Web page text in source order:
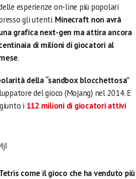
esperienze on-line più popolari
gli utenti.Minecraft non avrà
grafica next-gen ma attira ancora
di milioni di giocatori al
.
della “sandbox blocchettosa”
del gioco (Mojang) nel 2014. E
i 112 milioni di giocatori attivi
come il gioco che ha venduto più